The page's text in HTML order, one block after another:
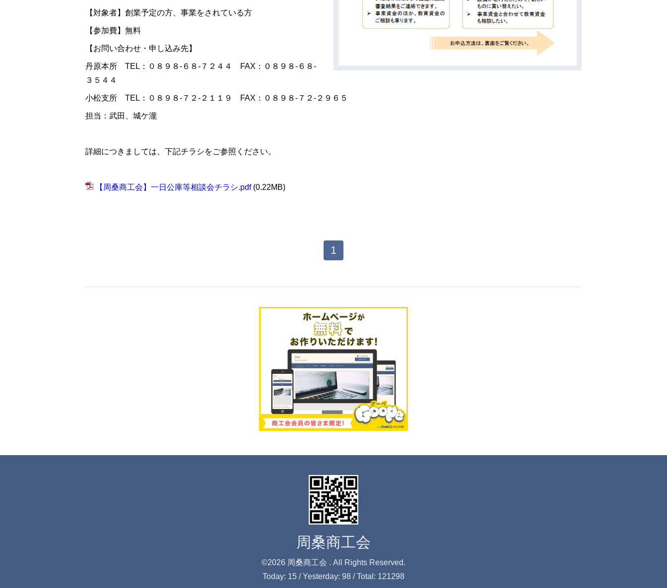
【対象者】創業予定の方、事業をされている方
【参加費】無料
【お問い合わせ・申し込み先】
丹原本所 TEL：０８９８-６８-７２４４ FAX：０８９８-６８-
３５４４
小松支所 TEL：０８９８-７２-２１１９ FAX：０８９８-７２-２９６５
担当：武田、城ケ瀧
詳細につきましては、下記チラシをご参照ください。
【周桑商工会】一日公庫等相談会チラシ.pdf(0.22MB)
1
周桑商工会
©2026 周桑商工会 . All Rights Reserved.
Today: 15 / Yesterday: 98 / Total: 121298